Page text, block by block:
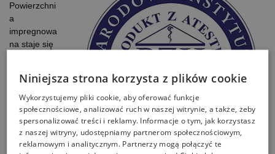
Powierzchni
a
impregnowa
na staje się
– Grzyb i
pleśń nie
będą już
stanowiły
problemu.
– Dzięki
Niniejsza strona korzysta z plików cookie
Wykorzystujemy pliki cookie, aby oferować funkcje
społecznościowe, analizować ruch w naszej witrynie, a także, żeby
spersonalizować treści i reklamy. Informacje o tym, jak korzystasz
z naszej witryny, udostępniamy partnerom społecznościowym,
reklamowym i analitycznym. Partnerzy mogą połączyć te